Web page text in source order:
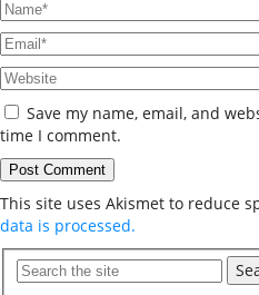
Save my name, email, and
time I comment.
This site uses Akismet to reduce
data is processed.